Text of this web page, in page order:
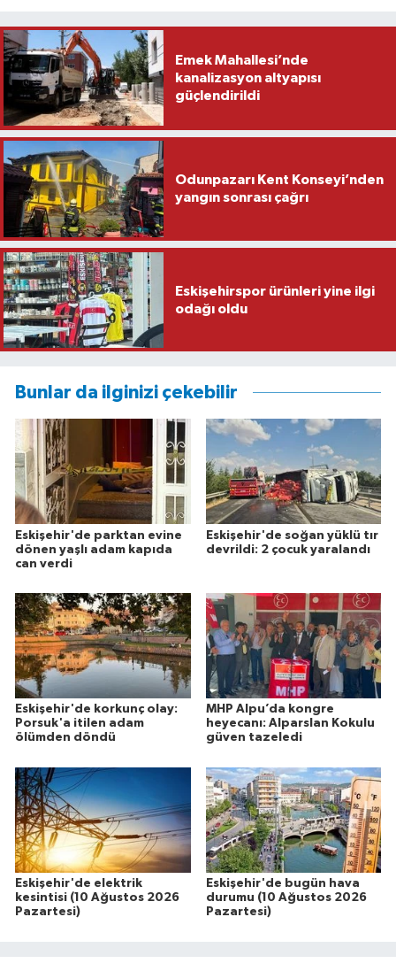
Emek Mahallesi’nde
kanalizasyon altyapısı
güçlendirildi
Odunpazarı Kent Konseyi’nden
yangın sonrası çağrı
Eskişehirspor ürünleri yine ilgi
odağı oldu
Bunlar da ilginizi çekebilir
Eskişehir'de parktan evine
dönen yaşlı adam kapıda
can verdi
Eskişehir'de soğan yüklü tır
devrildi: 2 çocuk yaralandı
Eskişehir'de korkunç olay:
Porsuk'a itilen adam
ölümden döndü
MHP Alpu’da kongre
heyecanı: Alparslan Kokulu
güven tazeledi
Eskişehir'de elektrik
kesintisi (10 Ağustos 2026
Pazartesi)
Eskişehir'de bugün hava
durumu (10 Ağustos 2026
Pazartesi)